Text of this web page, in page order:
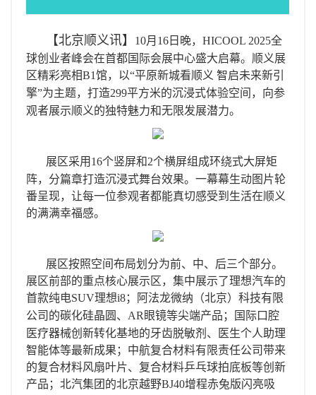
商业
【北京顺义讯】 10月 16 日 晚，HICOOL 2025全
球创业者峰会在首都国际会展中心盛大启幕。顺义展
区精彩亮相B1馆，以“平原新城看顺义 智启未来新引
擎”为主题，打造299平方米的沉浸式体验空间，向参
观者展示顺义的独特魅力和无限发展潜力。
展区采用 16个竖屏和2个横屏组成环绕式大屏矩
阵，分篇章打造沉浸式舞台效果。一幕幕生动图片轮
番呈现，让每一位参观者都能真切感受到生活在顺义
的满满幸福感。
展区按照空间布局划分为前、中、后三个部分。
展区前部的重点核心展示区，集中展示了理想汽车的
首款纯电SUV理想i8； 阿法龙微纳（北京）科技有限
公司的碳化硅晶圆、 AR 眼镜等尖端产品；国际口腔
医疗器械创新转化基地的牙齿脱敏剂、医生个人助理
智能体等最新成果；中航复合材料有限责任公司带来
的复合材料风扇叶片、复合材料乒乓球拍底板等创新
产品；北汽集团的北京越野BJ40增程赤兔版闪亮吸